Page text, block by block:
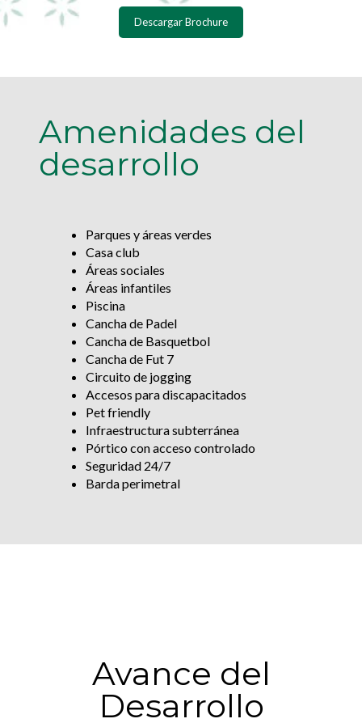
Descargar Brochure
Amenidades del
desarrollo
Parques y áreas verdes
Casa club
Áreas sociales
Áreas infantiles
Piscina
Cancha de Padel
Cancha de Basquetbol
Cancha de Fut 7
Circuito de jogging
Accesos para discapacitados
Pet friendly
Infraestructura subterránea
Pórtico con acceso controlado
Seguridad 24/7
Barda perimetral
Avance del
Desarrollo